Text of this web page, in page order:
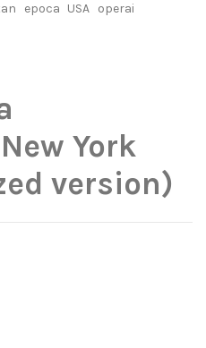
epoca USA operai
York
version)